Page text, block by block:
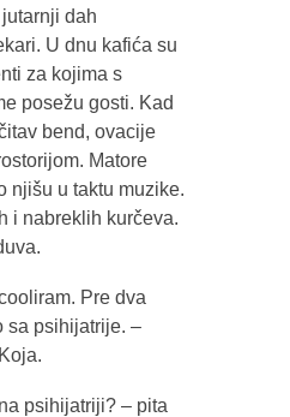
dah
U dnu kafića su
za kojima s
posežu gosti. Kad
bend, ovacije
Matore
njišu u taktu muzike.
i nabreklih kurčeva.
Pre dva
sa psihijatrije. –
psihijatriji? – pita